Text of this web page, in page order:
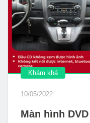
Khám khá
10/05/2022
Màn hình